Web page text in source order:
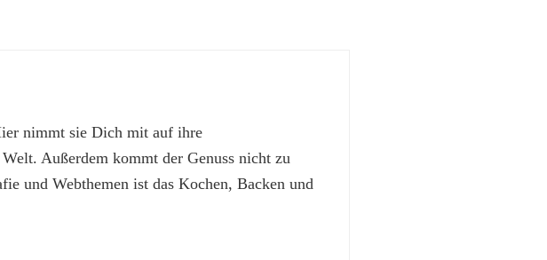
nimmt sie Dich mit auf ihre
Außerdem kommt der Genuss nicht zu
und Webthemen ist das Kochen, Backen und